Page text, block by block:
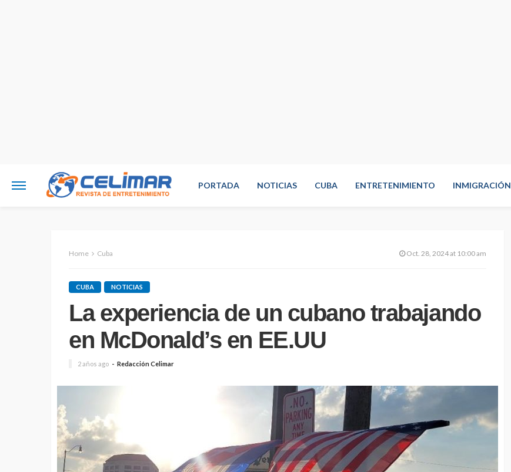
PORTADA NOTICIAS CUBA ENTRETENIMIENTO INMIGRACIÓN
Home Cuba Oct. 28, 2024 at 10:00 am
CUBA NOTICIAS
La experiencia de un cubano trabajando
en McDonald’s en EE.UU
2 años ago Redacción Celimar